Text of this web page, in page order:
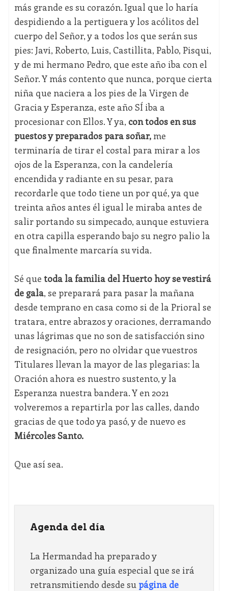
más grande es su corazón. Igual que lo haría
despidiendo a la pertiguera y los acólitos del
cuerpo del Señor, y a todos los que serán sus
pies: Javi, Roberto, Luis, Castillita, Pablo, Pisqui,
y de mi hermano Pedro, que este año iba con el
Señor. Y más contento que nunca, porque cierta
niña que naciera a los pies de la Virgen de
Gracia y Esperanza, este año SÍ iba a
procesionar con Ellos. Y ya, con todos en sus
puestos y preparados para soñar,me
terminaría de tirar el costal para mirar a los
ojos de la Esperanza, con la candelería
encendida y radiante en su pesar, para
recordarle que todo tiene un por qué, ya que
treinta años antes él igual le miraba antes de
salir portando su simpecado, aunque estuviera
en otra capilla esperando bajo su negro palio la
que finalmente marcaría su vida.
Sé que toda la familia del Huerto hoy se vestirá
de gala, se preparará para pasar la mañana
desde temprano en casa como si de la Prioral se
tratara, entre abrazos y oraciones, derramando
unas lágrimas que no son de satisfacción sino
de resignación, pero no olvidar que vuestros
Titulares llevan la mayor de las plegarias: la
Oración ahora es nuestro sustento, y la
Esperanza nuestra bandera. Y en 2021
volveremos a repartirla por las calles, dando
gracias de que todo ya pasó, y de nuevo es
Miércoles Santo.
Que así sea.
Agenda del día
La Hermandad ha preparado y
organizado una guía especial que se irá
retransmitiendo desde su página de